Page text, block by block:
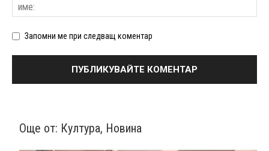
Запомни ме при следващ коментар
Още от: Култура, Новина